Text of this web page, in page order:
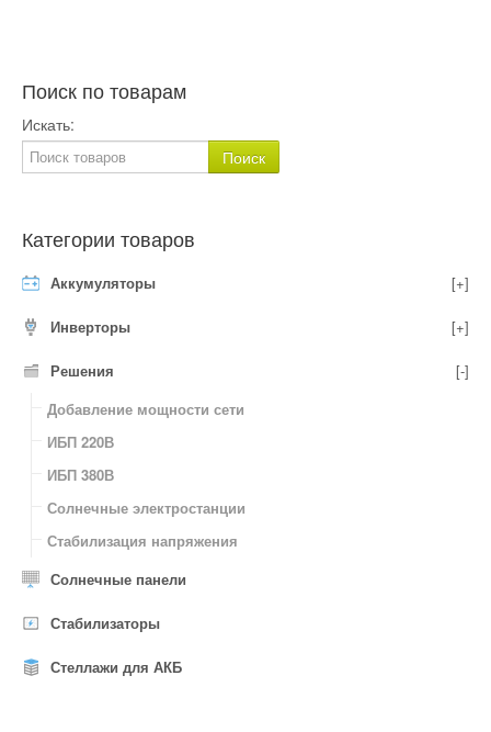
Поиск по товарам
Искать:
Категории товаров
Аккумуляторы [+]
Инверторы [+]
Решения
[-]
Добавление мощности сети
ИБП 220В
ИБП 380В
Солнечные электростанции
Стабилизация напряжения
Солнечные панели
Стабилизаторы
Стеллажи для АКБ